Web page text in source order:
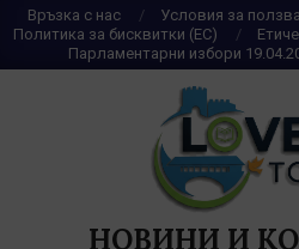
Skip
to
content
Връзка с нас Условия за
Политика за бисквитки (ЕС)
Парламентарни избори
НОВИНИ И